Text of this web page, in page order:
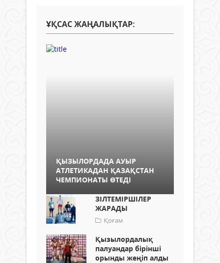
ҰҚСАС ЖАҢАЛЫҚТАР:
ҚЫЗЫЛОРДАДА АУЫР
АТЛЕТИКАДАН ҚАЗАҚСТАН
ЧЕМПИОНАТЫ ӨТЕДІ
ЗІЛТЕМІРШІЛЕР
ЖАРАДЫ
Қоғам
Қызылордалық
палуандар бірінші
орынды жеңіп алды